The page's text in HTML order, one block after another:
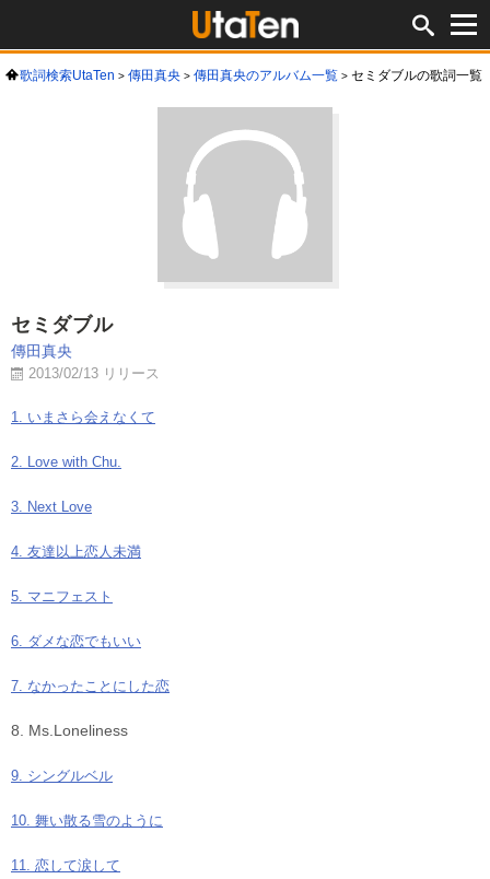
歌詞検索UtaTen 傳田真央 傳田真央のアルバム一覧 セミダブルの歌詞一覧
セミダブル
傳田真央
2013/02/13 リリース
1. いまさら会えなくて
2. Love with Chu.
3. Next Love
4. 友達以上恋人未満
5. マニフェスト
6. ダメな恋でもいい
7. なかったことにした恋
8. Ms.Loneliness
9. シングルベル
10. 舞い散る雪のように
11. 恋して涙して